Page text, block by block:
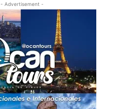
- Advertisement -